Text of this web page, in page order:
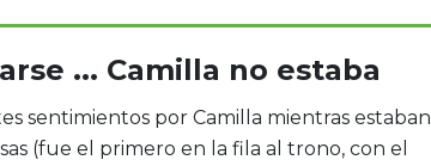
... Camilla no estaba
sentimientos por Camilla mientras estaban
(fue el primero en la fila al trono, con el